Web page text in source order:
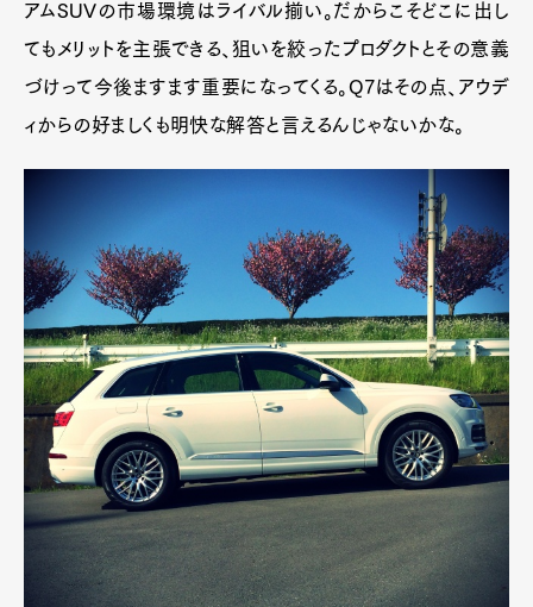
アムSUVの市場環境はライバル揃い。だからこそどこに出し
てもメリットを主張できる、狙いを絞ったプロダクトとその意義
づけって今後ますます重要になってくる。Q7はその点、アウデ
ィからの好ましくも明快な解答と言えるんじゃないかな。